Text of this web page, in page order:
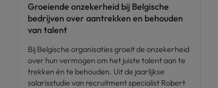
Groeiende onzekerheid bij Belgische
bedrijven over aantrekken en behouden
van talent
Bij Belgische organisaties groeit de onzekerheid
over hun vermogen om het juiste talent aan te
trekken én te behouden. Uit de jaarlijkse
salarisstudie van recruitment specialist Robert